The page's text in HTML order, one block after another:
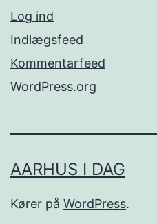
Log ind
Indlægsfeed
Kommentarfeed
WordPress.org
AARHUS I DAG
Kører på WordPress.